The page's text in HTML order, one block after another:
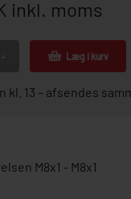
inkl. moms
Læg i kurv
kl. 13 – afsendes
M8x1 - M8x1